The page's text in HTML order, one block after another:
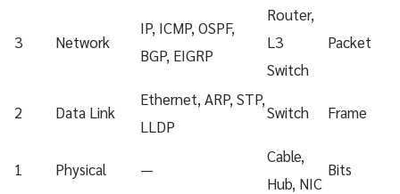
3 Network
IP, ICMP, OSPF,
BGP, EIGRP
Router,
L3
Switch
Packet
2 Data Link
Ethernet, ARP, STP,
LLDP
Switch Frame
1 Physical —
Cable,
Hub, NIC
Bits